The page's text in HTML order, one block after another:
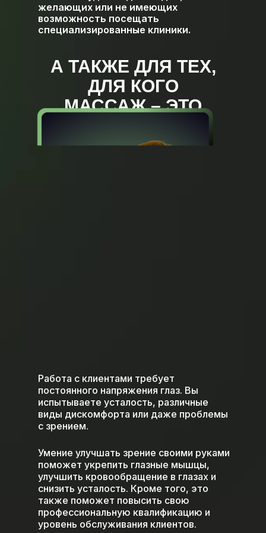
желающих или не имеющих
возможность посещать
специализированные клиники.
А ТАКЖЕ ДЛЯ ТЕХ,
ДЛЯ КОГО
МАССАЖ – ЭТО
Работа с клиентами требует
постоянного напряжения глаз. Вы
испытываете усталость, различные
виды дискомфорта или даже проблемы
с зрением.
Умение улучшать зрение своими руками
поможет укрепить глазные мышцы,
улучшить кровообращение в глазах и
снизить усталость. Кроме того, это
также поможет повысить свою
профессиональную квалификацию и
уровень обслуживания клиентов.